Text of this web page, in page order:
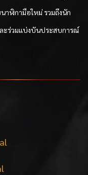
าฬิกามือใหม่ รวมถึงนัก
ะร่วมแบ่งบันประสบการณ์